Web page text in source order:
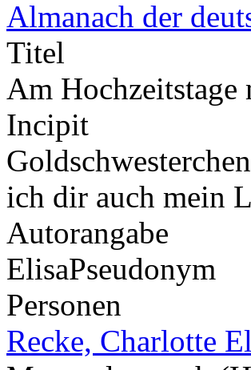
Almanach der
Titel
Am Hochzeitstage
Incipit
ich dir auch mein
Autorangabe
ElisaPseudonym
Personen
Recke, Charlotte